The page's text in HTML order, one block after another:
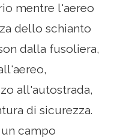
mentre l'aereo
dello schianto
dalla fusoliera,
all'autostrada,
di sicurezza.
campo